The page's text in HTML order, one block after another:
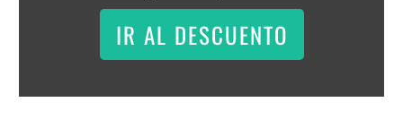
IR AL DESCUENTO